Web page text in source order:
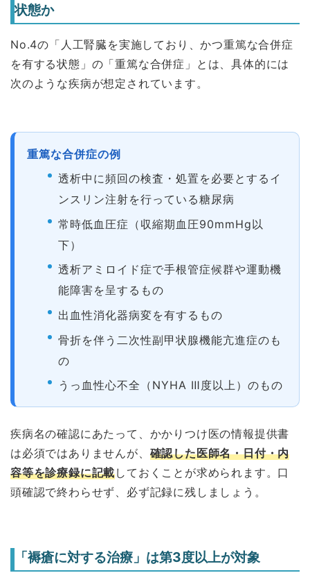
状態か
No.4の「人工腎臓を実施しており、かつ重篤な合併症
を有する状態」の「重篤な合併症」とは、具体的には
次のような疾病が想定されています。
重篤な合併症の例
透析中に頻回の検査・処置を必要とするイ
ンスリン注射を行っている糖尿病
常時低血圧症（収縮期血圧90mmHg以
下）
透析アミロイド症で手根管症候群や運動機
能障害を呈するもの
出血性消化器病変を有するもの
骨折を伴う二次性副甲状腺機能亢進症のも
の
うっ血性心不全（NYHA Ⅲ度以上）のもの
疾病名の確認にあたって、かかりつけ医の情報提供書
は必須ではありませんが、 確認した医師名・日付・内
容等を診療録に記載しておくことが求められます。口
頭確認で終わらせず、必ず記録に残しましょう。
「褥瘡に対する治療」は第3度以上が対象